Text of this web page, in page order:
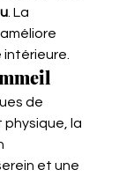
. La
intérieure.
de
la
et une